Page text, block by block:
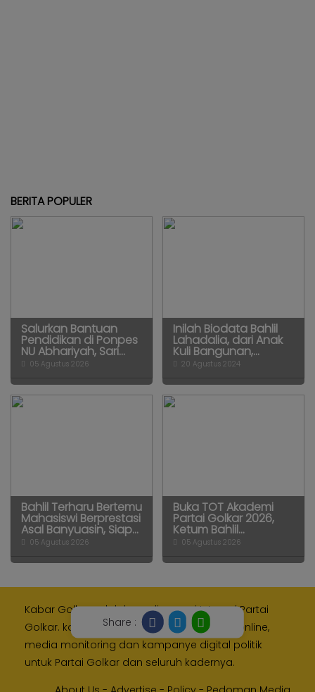
Share :
BERITA POPULER
Salurkan Bantuan
Pendidikan di Ponpes
NU Abhariyah, Sari...
05 Agustus 2026
Inilah Biodata Bahlil
Lahadalia, dari Anak
Kuli Bangunan,...
20 Agustus 2024
Bahlil Terharu Bertemu
Mahasiswi Berprestasi
Asal Banyuasin, Siap...
05 Agustus 2026
Buka TOT Akademi
Partai Golkar 2026,
Ketum Bahlil...
05 Agustus 2026
Kabar Golkar adalah media resmi Internal Partai
Golkar. kami memberikan layanan media online,
media monitoring dan kampanye digital politik
untuk Partai Golkar dan seluruh kadernya.